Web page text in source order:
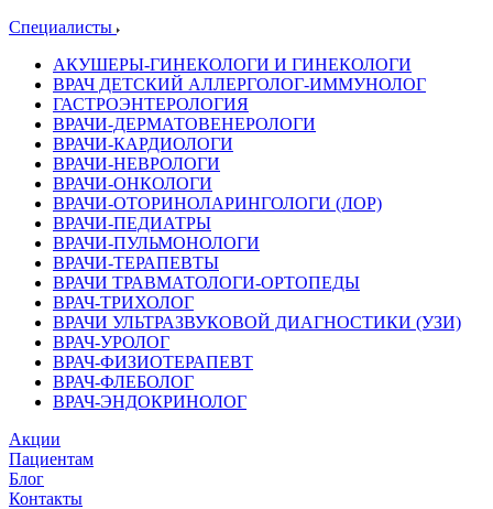
Специалисты
АКУШЕРЫ-ГИНЕКОЛОГИ И ГИНЕКОЛОГИ
ВРАЧ ДЕТСКИЙ АЛЛЕРГОЛОГ-ИММУНОЛОГ
ГАСТРОЭНТЕРОЛОГИЯ
ВРАЧИ-ДЕРМАТОВЕНЕРОЛОГИ
ВРАЧИ-КАРДИОЛОГИ
ВРАЧИ-НЕВРОЛОГИ
ВРАЧИ-ОНКОЛОГИ
ВРАЧИ-ОТОРИНОЛАРИНГОЛОГИ (ЛОР)
ВРАЧИ-ПЕДИАТРЫ
ВРАЧИ-ПУЛЬМОНОЛОГИ
ВРАЧИ-ТЕРАПЕВТЫ
ВРАЧИ ТРАВМАТОЛОГИ-ОРТОПЕДЫ
ВРАЧ-ТРИХОЛОГ
ВРАЧИ УЛЬТРАЗВУКОВОЙ ДИАГНОСТИКИ (УЗИ)
ВРАЧ-УРОЛОГ
ВРАЧ-ФИЗИОТЕРАПЕВТ
ВРАЧ-ФЛЕБОЛОГ
ВРАЧ-ЭНДОКРИНОЛОГ
Акции
Пациентам
Блог
Контакты